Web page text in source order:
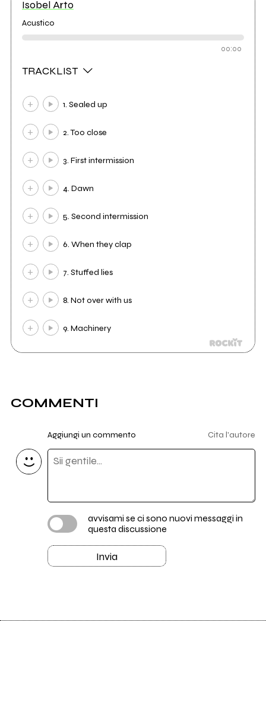
Isobel Arto
Acustico
00:00
TRACKLIST
1. Sealed up
2. Too close
3. First intermission
4. Dawn
5. Second intermission
6. When they clap
7. Stuffed lies
8. Not over with us
9. Machinery
COMMENTI
Aggiungi un commento Cita l'autore
avvisami se ci sono nuovi messaggi in
questa discussione
Invia